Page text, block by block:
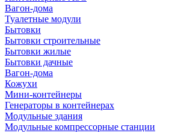
Вагон-дома
Туалетные модули
Бытовки
Бытовки строительные
Бытовки жилые
Бытовки дачные
Вагон-дома
Кожухи
Мини-контейнеры
Генераторы в контейнерах
Модульные здания
Модульные компрессорные станции